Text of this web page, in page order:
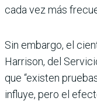
cada vez más
Sin embargo, el
Harrison, del
que “existen
influye, pero el